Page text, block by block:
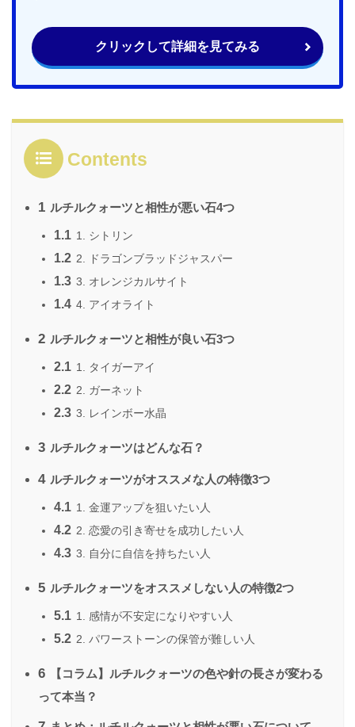
クリックして詳細を見てみる
Contents
1 ルチルクォーツと相性が悪い石4つ
1.1 1. シトリン
1.2 2. ドラゴンブラッドジャスパー
1.3 3. オレンジカルサイト
1.4 4. アイオライト
2 ルチルクォーツと相性が良い石3つ
2.1 1. タイガーアイ
2.2 2. ガーネット
2.3 3. レインボー水晶
3 ルチルクォーツはどんな石？
4 ルチルクォーツがオススメな人の特徴3つ
4.1 1. 金運アップを狙いたい人
4.2 2. 恋愛の引き寄せを成功したい人
4.3 3. 自分に自信を持ちたい人
5 ルチルクォーツをオススメしない人の特徴2つ
5.1 1. 感情が不安定になりやすい人
5.2 2. パワーストーンの保管が難しい人
6
【コラム】ルチルクォーツの色や針の長さが変わる
って本当？